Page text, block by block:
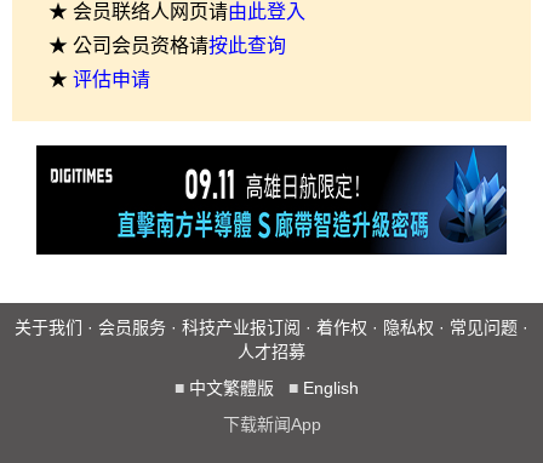
★ 会员联络人网页请由此登入
★ 公司会员资格请按此查询
★ 评估申请
关于我们 · 会员服务 · 科技产业报订阅 · 着作权 · 隐私权 · 常见问题 ·
人才招募
■ 中文繁體版 ■ English
下载新闻App